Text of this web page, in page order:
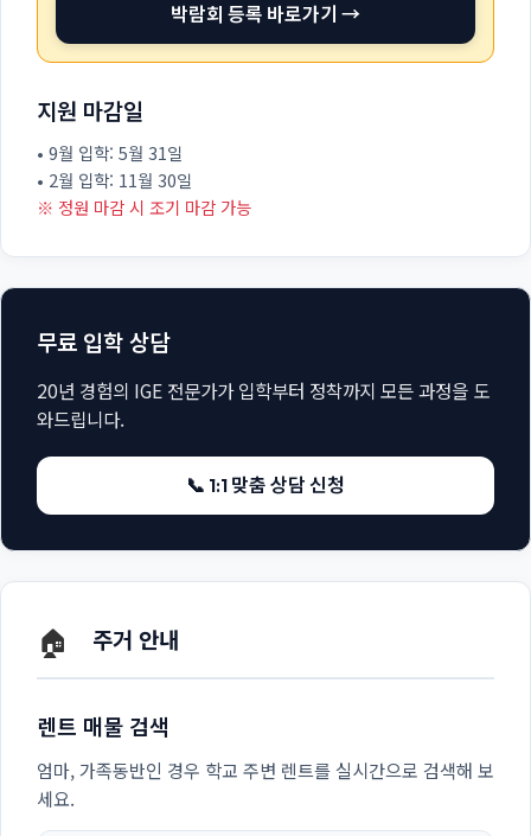
박람회 등록 바로가기 →
지원 마감일
• 9월 입학: 5월 31일
• 2월 입학: 11월 30일
※ 정원 마감 시 조기 마감 가능
무료 입학 상담
20년 경험의 IGE 전문가가 입학부터 정착까지 모든 과정을 도
와드립니다.
📞 1:1 맞춤 상담 신청
🏠 주거 안내
렌트 매물 검색
엄마, 가족동반인 경우 학교 주변 렌트를 실시간으로 검색해 보
세요.